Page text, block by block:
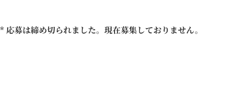
* 応募は締め切られました。現在募集しておりません。